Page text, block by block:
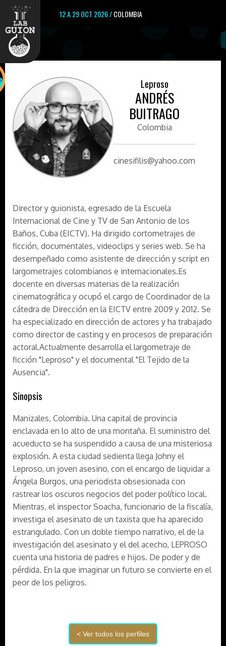
12 A 29 OCT 2026 /COLOMBIA
Leproso
ANDRÉS
BUITRAGO
Colombia
cinesifilis@yahoo.com
Director y guionista, egresado de la Escuela
Internacional de Cine y TV de San Antonio de los
Baños, Cuba (EICTV). Ha dirigido cortometrajes de
ficción, documentales, videoclips y series web. Se ha
desempeñado como asistente de dirección y script en
largometrajes colombianos e internacionales.Es
docente en diversas materias de la realización
cinematográfica y ocupó el cargo de Coordinador de la
cátedra de Dirección en la EICTV entre 2009 y 2012. Se
ha especializado en dirección de actores y ha trabajado
como director de casting y en procesos de preparación
actoral.Actualmente desarrolla el largometraje de
ficción "Leproso" y el documental "El Tejido de la
Ausencia".
Sinopsis
Manizales, Colombia. Una capital de provincia
enclavada en lo alto de una montaña. El suministro del
acueducto se ha suspendido a causa de una misteriosa
explosión. A esta ciudad sedienta llega Johny el
Leproso, un joven asesino, con el encargo de liquidar a
Ángela Burgos, una periodista obsesionada con
rastrear los oscuros negocios del poder político local.
Mientras, el inspector Soacha, funcionario de la fiscalía,
investiga el asesinato de un taxista que ha aparecido
estrangulado. Con un doble tiempo narrativo, el de la
investigación del asesinato y el del acecho, LEPROSO
cuenta una historia de padres e hijos. De poder y de
pérdida. En la que imaginar un futuro se convierte en el
peor de los peligros.